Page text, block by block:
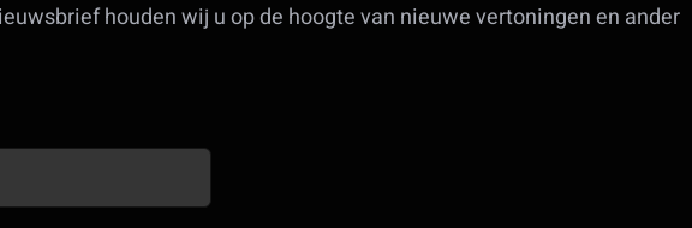
houden wij u op de hoogte van nieuwe vertoningen en ander